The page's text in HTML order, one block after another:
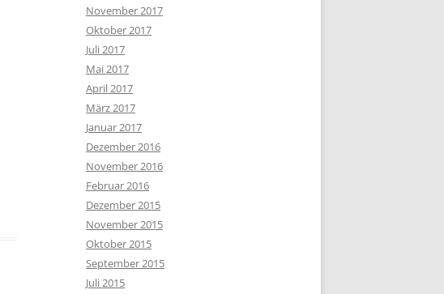
November 2017
Oktober 2017
Juli 2017
Mai 2017
April 2017
März 2017
Januar 2017
Dezember 2016
November 2016
Februar 2016
Dezember 2015
November 2015
Oktober 2015
September 2015
Juli 2015